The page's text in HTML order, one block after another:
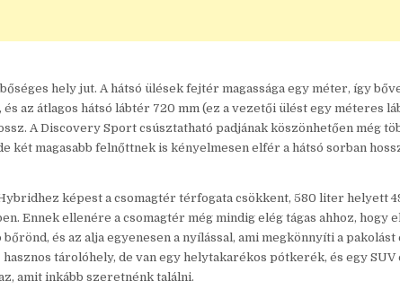
hely jut. A hátsó ülések fejtér magassága egy méter, így
és az átlagos hátsó lábtér 720 mm (ez a vezetői ülést egy méteres
A Discovery Sport csúsztatható padjának köszönhetően még
két magasabb felnőttnek is kényelmesen elfér a hátsó sorban
képest a csomagtér térfogata csökkent, 580 liter helyett
Ennek ellenére a csomagtér még mindig elég tágas ahhoz, hogy
bőrönd, és az alja egyenesen a nyílással, ami megkönnyíti a pakolást
hasznos tárolóhely, de van egy helytakarékos pótkerék, és egy SUV
amit inkább szeretnénk találni.